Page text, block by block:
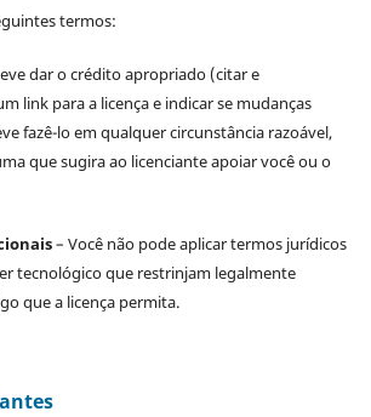
termos:
dar o crédito apropriado (citar e
link para a licença e indicar se mudanças
fazê-lo em qualquer circunstância razoável,
que sugira ao licenciante apoiar você ou o
– Você não pode aplicar termos jurídicos
tecnológico que restrinjam legalmente
que a licença permita.